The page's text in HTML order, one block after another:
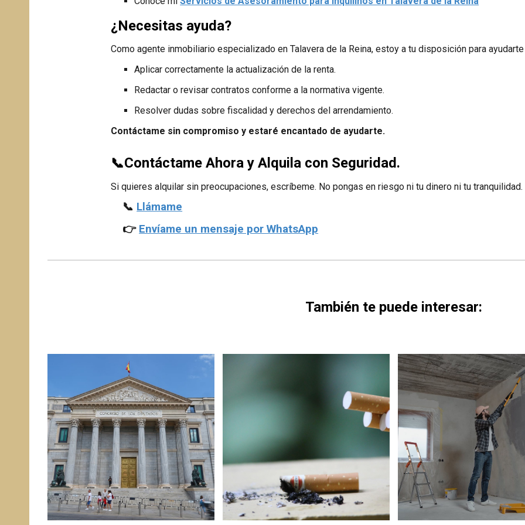
¿Necesitas ayuda?
Como agente inmobiliario especializado en Talavera de la Reina, estoy a tu disposición para ayudarte
Aplicar correctamente la actualización de la renta.
Redactar o revisar contratos conforme a la normativa vigente.
Resolver dudas sobre fiscalidad y derechos del arrendamiento.
Contáctame sin compromiso y estaré encantado de ayudarte.
📞Contáctame Ahora y Alquila con Seguridad.
Si quieres alquilar sin preocupaciones, escríbeme. No pongas en riesgo ni tu dinero ni tu tranquilidad.
📞 Llámame
👉 Envíame un mensaje por WhatsApp
También te puede interesar: